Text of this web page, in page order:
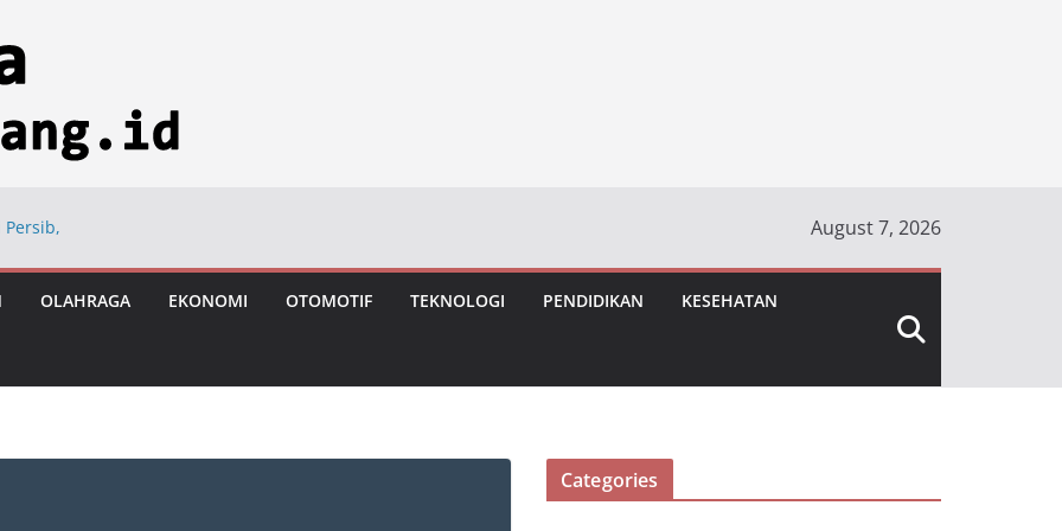
di Hayam
Usai Vonis
August 7, 2026
OLAHRAGA EKONOMI OTOMOTIF TEKNOLOGI PENDIDIKAN KESEHATAN
Categories